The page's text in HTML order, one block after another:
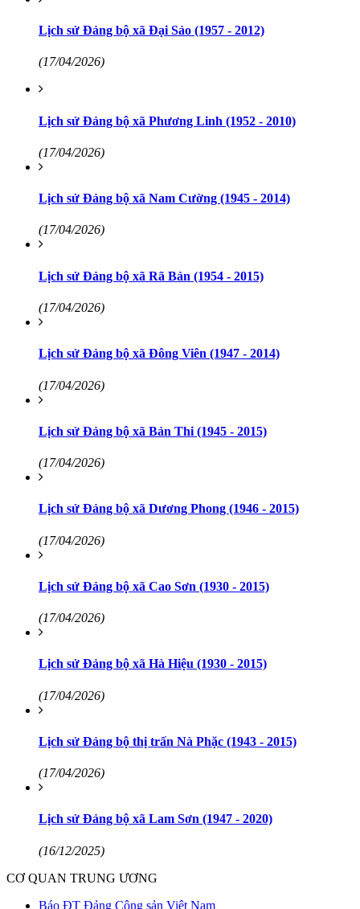
Lịch sử Đảng bộ xã Đại Sảo (1957 - 2012)
(17/04/2026)
Lịch sử Đảng bộ xã Phương Linh (1952 - 2010)
(17/04/2026)
Lịch sử Đảng bộ xã Nam Cường (1945 - 2014)
(17/04/2026)
Lịch sử Đảng bộ xã Rã Bản (1954 - 2015)
(17/04/2026)
Lịch sử Đảng bộ xã Đông Viên (1947 - 2014)
(17/04/2026)
Lịch sử Đảng bộ xã Bản Thi (1945 - 2015)
(17/04/2026)
Lịch sử Đảng bộ xã Dương Phong (1946 - 2015)
(17/04/2026)
Lịch sử Đảng bộ xã Cao Sơn (1930 - 2015)
(17/04/2026)
Lịch sử Đảng bộ xã Hà Hiệu (1930 - 2015)
(17/04/2026)
Lịch sử Đảng bộ thị trấn Nà Phặc (1943 - 2015)
(17/04/2026)
Lịch sử Đảng bộ xã Lam Sơn (1947 - 2020)
(16/12/2025)
CƠ QUAN TRUNG ƯƠNG
Báo ĐT Đảng Cộng sản Việt Nam